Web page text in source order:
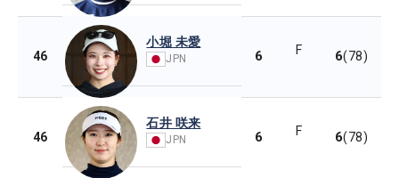
46
小堀 未愛
JPN 6 F 6(78)
46
石井 咲来
JPN 6 F 6(78)